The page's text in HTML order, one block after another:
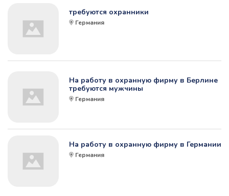
требуются охранники
Германия
На работу в охранную фирму в Берлине
требуются мужчины
Германия
На работу в охранную фирму в Германии
Германия